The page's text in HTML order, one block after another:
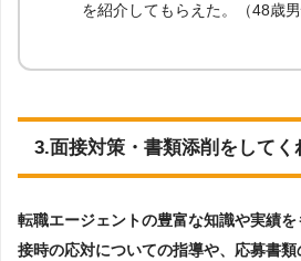
を紹介してもらえた。（48歳男
3.面接対策・書類添削をしてく
転職エージェントの豊富な知識や実績
接時の応対についての指導や、応募書